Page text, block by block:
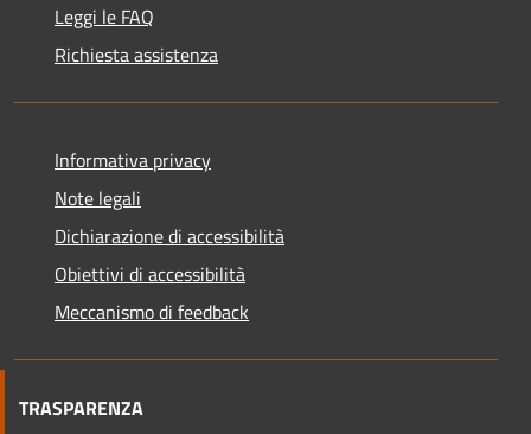
Leggi le FAQ
Richiesta assistenza
Informativa privacy
Note legali
Dichiarazione di accessibilità
Obiettivi di accessibilità
Meccanismo di feedback
TRASPARENZA